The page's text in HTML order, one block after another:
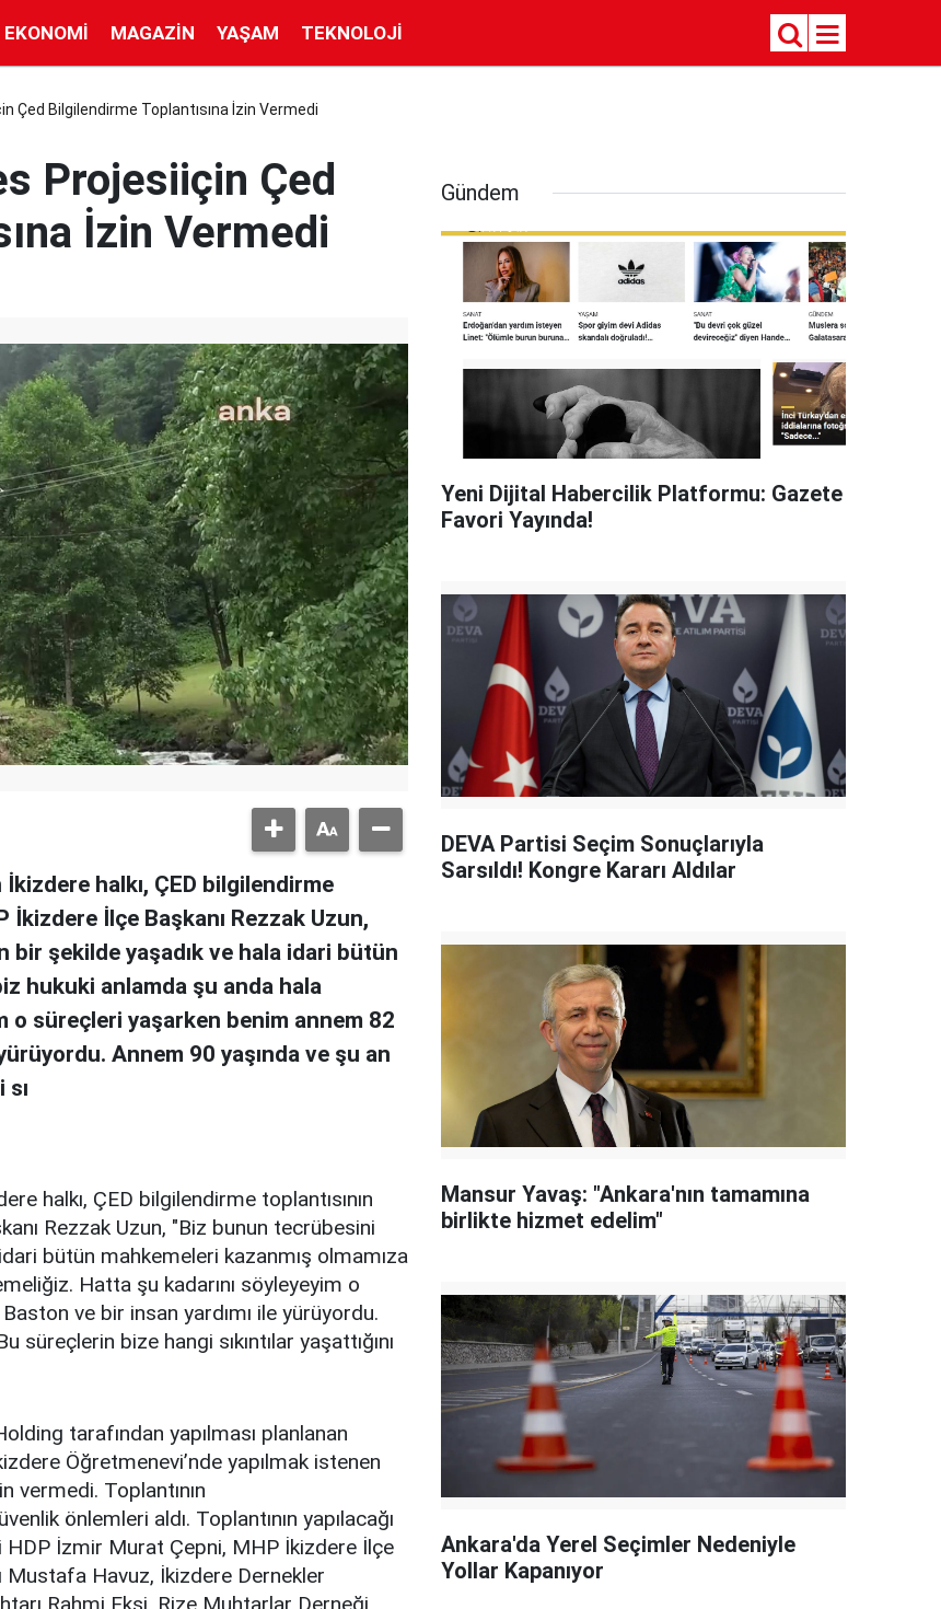
EKONOMI MAGAZIN YAŞAM TEKNOLOJI
Çed Bilgilendirme Toplantısına İzin Vermedi
Projesiiçin Çed
İzin Vermedi
İkizdere halkı, ÇED bilgilendirme
İkizdere İlçe Başkanı Rezzak Uzun,
şekilde yaşadık ve hala idari bütün
hukuki anlamda şu anda hala
o süreçleri yaşarken benim annem 82
Annem 90 yaşında ve şu an
halkı, ÇED bilgilendirme toplantısının
Rezzak Uzun, "Biz bunun tecrübesini
bütün mahkemeleri kazanmış olmamıza
Hatta şu kadarını söyleyeyim o
ve bir insan yardımı ile yürüyordu.
bize hangi sıkıntılar yaşattığını
tarafından yapılması planlanan
Öğretmenevi’nde yapılmak istenen
vermedi. Toplantının
önlemleri aldı. Toplantının yapılacağı
HDP İzmir Murat Çepni, MHP İkizdere İlçe
Mustafa Havuz, İkizdere Dernekler
Gündem
Yeni Dijital Habercilik Platformu: Gazete
Favori Yayında!
DEVA Partisi Seçim Sonuçlarıyla
Sarsıldı! Kongre Kararı Aldılar
Mansur Yavaş: "Ankara'nın tamamına
birlikte hizmet edelim"
Ankara'da Yerel Seçimler Nedeniyle
Yollar Kapanıyor